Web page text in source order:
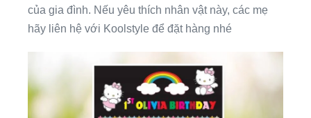
của gia đình. Nếu yêu thích nhân vật này, các mẹ
hãy liên hệ với Koolstyle để đặt hàng nhé